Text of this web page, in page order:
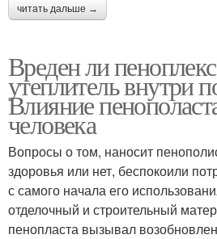
читать дальше →
Вреден ли
утеплитель внутри
Влияние
человека
Вопросы о том, наносит
здоровья или нет, беспокоили
с самого начала его
отделочный и строительный
пенопласта вызывал